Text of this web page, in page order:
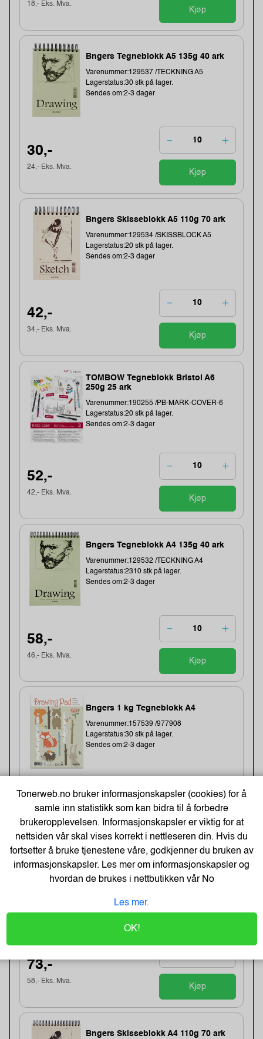
18,- Eks. Mva.
Kjøp
Bngers Tegneblokk A5 135g 40 ark
Varenummer:129537 /TECKNING A5
Lagerstatus:30 stk på lager.
Sendes om:2-3 dager
30,-
24,- Eks. Mva.
Kjøp
Bngers Skisseblokk A5 110g 70 ark
Varenummer:129534 /SKISSBLOCK A5
Lagerstatus:20 stk på lager.
Sendes om:2-3 dager
42,-
34,- Eks. Mva.
Kjøp
TOMBOW Tegneblokk Bristol A6
250g 25 ark
Varenummer:190255 /PB-MARK-COVER-6
Lagerstatus:20 stk på lager.
Sendes om:2-3 dager
52,-
42,- Eks. Mva.
Kjøp
Bngers Tegneblokk A4 135g 40 ark
Varenummer:129532 /TECKNING A4
Lagerstatus:2310 stk på lager.
Sendes om:2-3 dager
58,-
46,- Eks. Mva.
Kjøp
Bngers 1 kg Tegneblokk A4
Varenummer:157539 /977908
Lagerstatus:30 stk på lager.
Sendes om:2-3 dager
65,-
52,- Eks. Mva.
Kjøp
TOMBOW Akvarell tegneblokk A6 300
g/m² kremhvit
Lagerstatus:10 stk på lager.
Sendes om:2-3 dager
73,-
58,- Eks. Mva.
Kjøp
Bngers Skisseblokk A4 110g 70 ark
Tonerweb.no bruker informasjonskapsler (cookies) for å
samle inn statistikk som kan bidra til å forbedre
brukeropplevelsen. Informasjonskapsler er viktig for at
nettsiden vår skal vises korrekt i nettleseren din. Hvis du
fortsetter å bruke tjenestene våre, godkjenner du bruken av
informasjonskapsler. Les mer om informasjonskapsler og
hvordan de brukes i nettbutikken vårNo
Les mer.
OK!